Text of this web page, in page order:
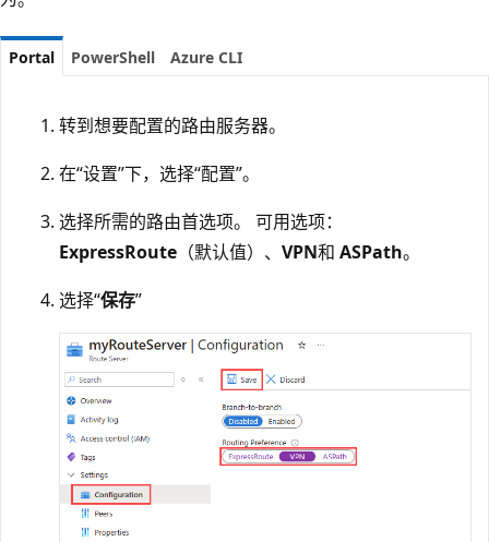
Portal PowerShell Azure CLI
转到想要配置的路由服务器。
在“设置”下，选择“配置”。
选择所需的路由首选项。 可用选项：
ExpressRoute （默认值）、 VPN和 ASPath。
选择“保存”